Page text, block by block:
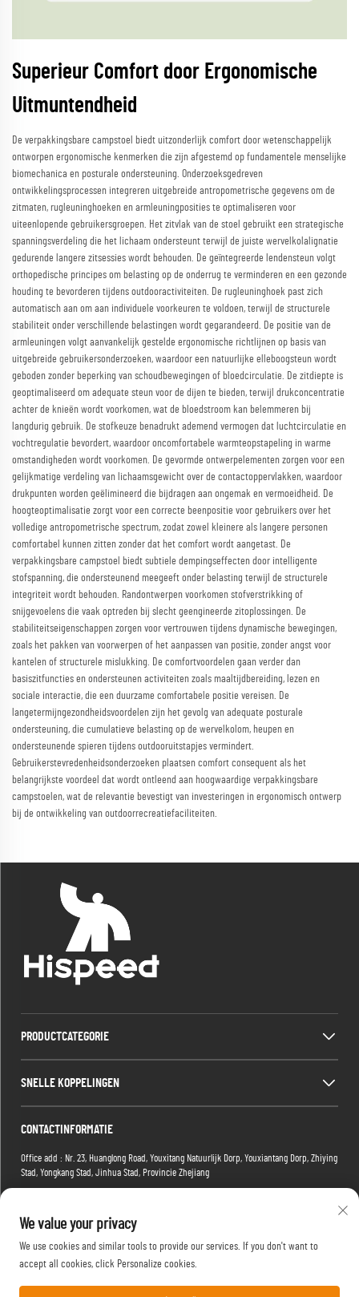
Superieur Comfort door Ergonomische
Uitmuntendheid
De verpakkingsbare campstoel biedt uitzonderlijk comfort door wetenschappelijk
ontworpen ergonomische kenmerken die zijn afgestemd op fundamentele menselijke
biomechanica en posturale ondersteuning. Onderzoeksgedreven
ontwikkelingsprocessen integreren uitgebreide antropometrische gegevens om de
zitmaten, rugleuninghoeken en armleuningposities te optimaliseren voor
uiteenlopende gebruikersgroepen. Het zitvlak van de stoel gebruikt een strategische
spanningsverdeling die het lichaam ondersteunt terwijl de juiste wervelkolalignatie
gedurende langere zitsessies wordt behouden. De geïntegreerde lendensteun volgt
orthopedische principes om belasting op de onderrug te verminderen en een gezonde
houding te bevorderen tijdens outdooractiviteiten. De rugleuninghoek past zich
automatisch aan om aan individuele voorkeuren te voldoen, terwijl de structurele
stabiliteit onder verschillende belastingen wordt gegarandeerd. De positie van de
armleuningen volgt aanvankelijk gestelde ergonomische richtlijnen op basis van
uitgebreide gebruikersonderzoeken, waardoor een natuurlijke elleboogsteun wordt
geboden zonder beperking van schoudbewegingen of bloedcirculatie. De zitdiepte is
geoptimaliseerd om adequate steun voor de dijen te bieden, terwijl drukconcentratie
achter de knieën wordt voorkomen, wat de bloedstroom kan belemmeren bij
langdurig gebruik. De stofkeuze benadrukt ademend vermogen dat luchtcirculatie en
vochtregulatie bevordert, waardoor oncomfortabele warmteopstapeling in warme
omstandigheden wordt voorkomen. De gevormde ontwerpelementen zorgen voor een
gelijkmatige verdeling van lichaamsgewicht over de contactoppervlakken, waardoor
drukpunten worden geëlimineerd die bijdragen aan ongemak en vermoeidheid. De
hoogteoptimalisatie zorgt voor een correcte beenpositie voor gebruikers over het
volledige antropometrische spectrum, zodat zowel kleinere als langere personen
comfortabel kunnen zitten zonder dat het comfort wordt aangetast. De
verpakkingsbare campstoel biedt subtiele dempingseffecten door intelligente
stofspanning, die ondersteunend meegeeft onder belasting terwijl de structurele
integriteit wordt behouden. Randontwerpen voorkomen stofverstrikking of
snijgevoelens die vaak optreden bij slecht geengineerde zitoplossingen. De
stabiliteitseigenschappen zorgen voor vertrouwen tijdens dynamische bewegingen,
zoals het pakken van voorwerpen of het aanpassen van positie, zonder angst voor
kantelen of structurele mislukking. De comfortvoordelen gaan verder dan
basiszitfuncties en ondersteunen activiteiten zoals maaltijdbereiding, lezen en
sociale interactie, die een duurzame comfortabele positie vereisen. De
langetermijngezondheidsvoordelen zijn het gevolg van adequate posturale
ondersteuning, die cumulatieve belasting op de wervelkolom, heupen en
ondersteunende spieren tijdens outdooruitstapjes vermindert.
Gebruikerstevredenheidsonderzoeken plaatsen comfort consequent als het
belangrijkste voordeel dat wordt ontleend aan hoogwaardige verpakkingsbare
campstoelen, wat de relevantie bevestigt van investeringen in ergonomisch ontwerp
bij de ontwikkeling van outdoorrecreatiefaciliteiten.
PRODUCTCATEGORIE
SNELLE KOPPELINGEN
CONTACTINFORMATIE
Office add : Nr. 23, Huanglong Road, Youxitang Natuurlijk Dorp, Youxiantang Dorp, Zhiying
Stad, Yongkang Stad, Jinhua Stad, Provincie Zhejiang
E-mail:[email protected]
We value your privacy
We use cookies and similar tools to provide our services. If you don't want to
accept all cookies, click Personalize cookies.